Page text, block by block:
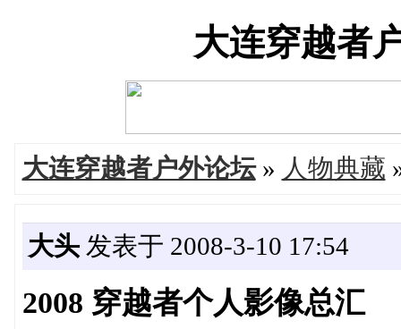
大连穿越者
大连穿越者户外论坛» 人物典藏
大头发表于 2008-3-10 17:54
2008 穿越者个人影像总汇